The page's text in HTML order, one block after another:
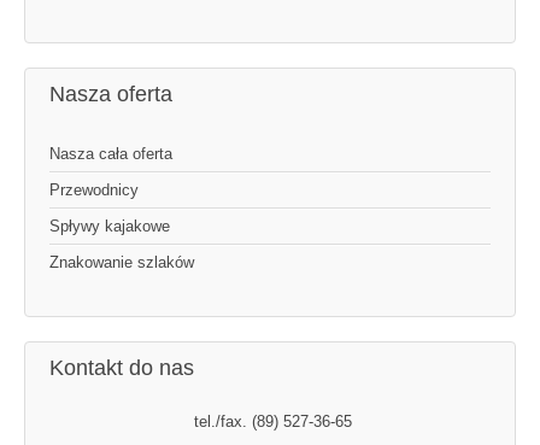
Nasza oferta
Nasza cała oferta
Przewodnicy
Spływy kajakowe
Znakowanie szlaków
Kontakt do nas
tel./fax. (89) 527-36-65